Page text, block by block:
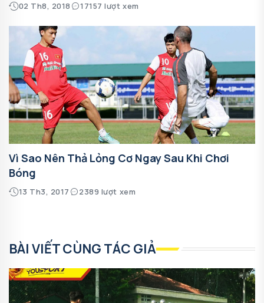
02 Th8, 2018 17157 lượt xem
Vì Sao Nên Thả Lỏng Cơ Ngay Sau Khi Chơi
Bóng
13 Th3, 2017 2389 lượt xem
BÀI VIẾT CÙNG TÁC GIẢ